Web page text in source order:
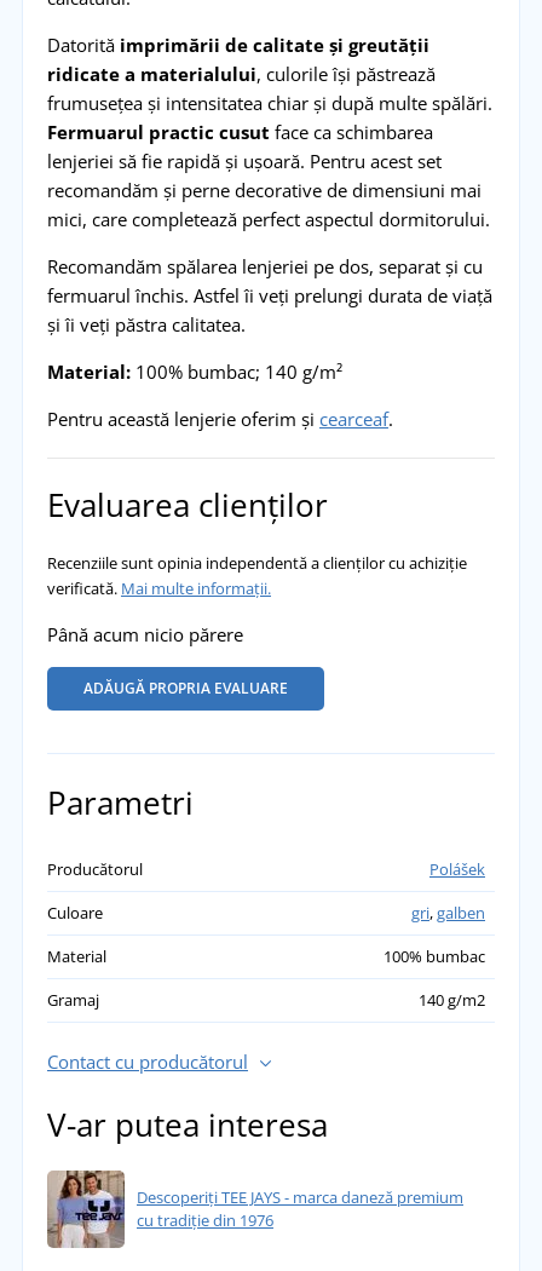
Datorită imprimării de calitate și greutății
ridicate a materialului, culorile își păstrează
frumusețea și intensitatea chiar și după multe spălări.
Fermuarul practic cusut face ca schimbarea
lenjeriei să fie rapidă și ușoară. Pentru acest set
recomandăm și perne decorative de dimensiuni mai
mici, care completează perfect aspectul dormitorului.
Recomandăm spălarea lenjeriei pe dos, separat și cu
fermuarul închis. Astfel îi veți prelungi durata de viață
și îi veți păstra calitatea.
Material:100% bumbac; 140 g/m²
Pentru această lenjerie oferim și cearceaf.
Evaluarea clienților
Recenziile sunt opinia independentă a clienților cu achiziție
verificată. Mai multe informații.
Până acum nicio părere
ADĂUGĂ PROPRIA EVALUARE
Parametri
Producătorul
Polášek
Culoare
gri,galben
Material
100% bumbac
Gramaj
140 g/m2
Contact cu producătorul
V-ar putea interesa
Descoperiți TEE JAYS - marca daneză premium
cu tradiție din 1976